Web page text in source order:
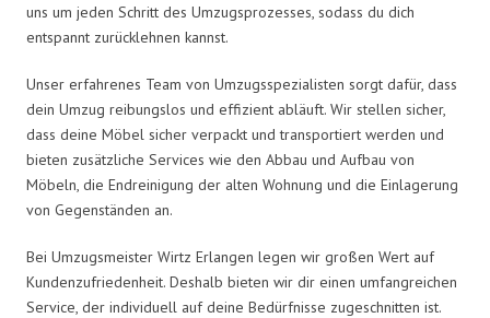
uns um jeden Schritt des Umzugsprozesses, sodass du dich
entspannt zurücklehnen kannst.
Unser erfahrenes Team von Umzugsspezialisten sorgt dafür, dass
dein Umzug reibungslos und effizient abläuft. Wir stellen sicher,
dass deine Möbel sicher verpackt und transportiert werden und
bieten zusätzliche Services wie den Abbau und Aufbau von
Möbeln, die Endreinigung der alten Wohnung und die Einlagerung
von Gegenständen an.
Bei Umzugsmeister Wirtz Erlangen legen wir großen Wert auf
Kundenzufriedenheit. Deshalb bieten wir dir einen umfangreichen
Service, der individuell auf deine Bedürfnisse zugeschnitten ist.